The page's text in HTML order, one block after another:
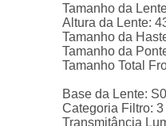
Tamanho da
Altura da Lente:
Tamanho da
Tamanho da
Tamanho Total
Base da Lente:
Categoria Filtro: 3
Transmitância